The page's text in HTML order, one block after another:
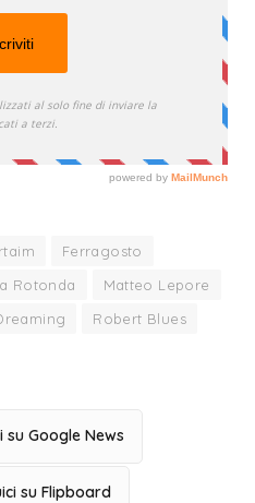
Ferragosto
Rotonda
Matteo Lepore
Robert Blues
su Google News
su Flipboard